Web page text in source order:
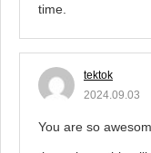
time.
tektok
2024.09.03
You are so